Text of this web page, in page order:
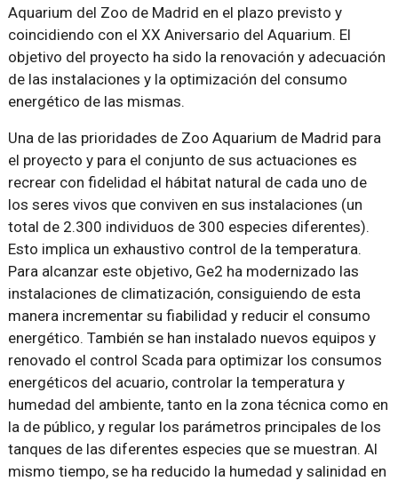
Aquarium del Zoo de Madrid en el plazo previsto y
coincidiendo con el XX Aniversario del Aquarium. El
objetivo del proyecto ha sido la renovación y adecuación
de las instalaciones y la optimización del consumo
energético de las mismas.
Una de las prioridades de Zoo Aquarium de Madrid para
el proyecto y para el conjunto de sus actuaciones es
recrear con fidelidad el hábitat natural de cada uno de
los seres vivos que conviven en sus instalaciones (un
total de 2.300 individuos de 300 especies diferentes).
Esto implica un exhaustivo control de la temperatura.
Para alcanzar este objetivo, Ge2 ha modernizado las
instalaciones de climatización, consiguiendo de esta
manera incrementar su fiabilidad y reducir el consumo
energético. También se han instalado nuevos equipos y
renovado el control Scada para optimizar los consumos
energéticos del acuario, controlar la temperatura y
humedad del ambiente, tanto en la zona técnica como en
la de público, y regular los parámetros principales de los
tanques de las diferentes especies que se muestran. Al
mismo tiempo, se ha reducido la humedad y salinidad en